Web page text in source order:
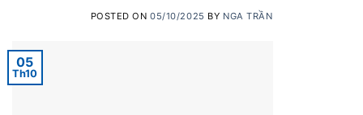
POSTED ON05/10/2025 BY NGA TRẦN
05
Th10